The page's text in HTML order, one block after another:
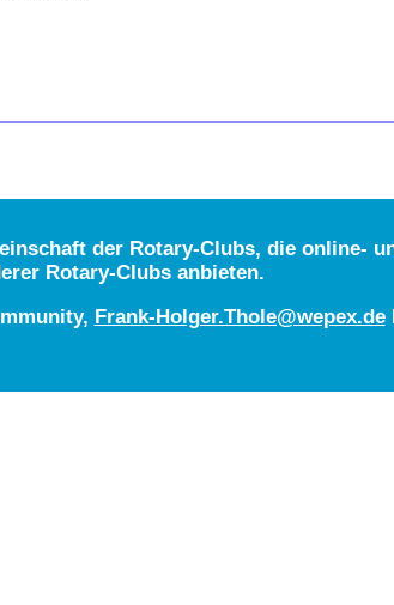
der Rotary-Clubs, die online-
Rotary-Clubs anbieten.
Frank-Holger.Thole@wepex.de